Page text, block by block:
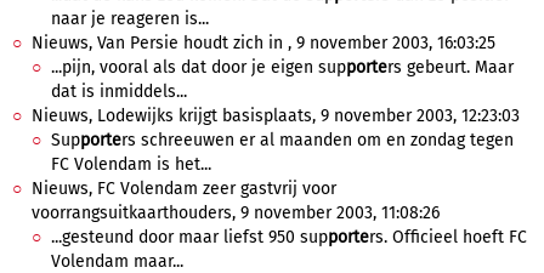
naar je reageren is...
Nieuws, Van Persie houdt zich in , 9 november 2003, 16:03:25
...pijn, vooral als dat door je eigen supporters gebeurt. Maar
dat is inmiddels...
Nieuws, Lodewijks krijgt basisplaats, 9 november 2003, 12:23:03
Supporters schreeuwen er al maanden om en zondag tegen
FC Volendam is het...
Nieuws, FC Volendam zeer gastvrij voor
voorrangsuitkaarthouders, 9 november 2003, 11:08:26
...gesteund door maar liefst 950 supporters. Officieel hoeft FC
Volendam maar...